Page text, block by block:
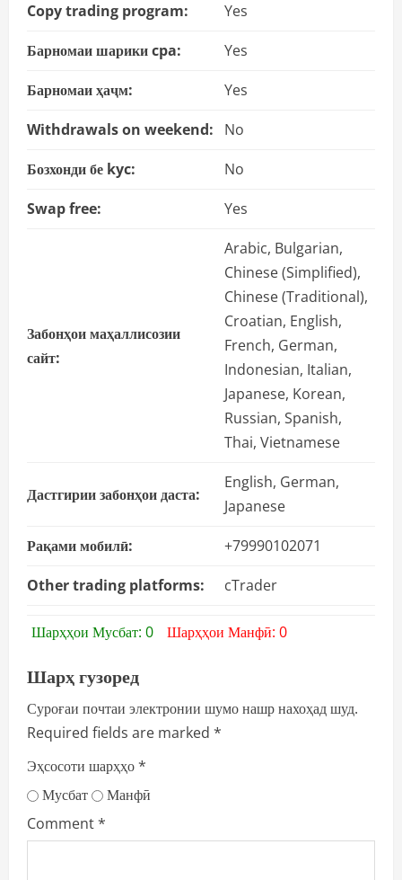
Copy trading program:
Yes
Барномаи шарики cpa:
Yes
Барномаи ҳаҷм:
Yes
Withdrawals on weekend:
No
Бозхонди бе kyc:
No
Swap free:
Yes
Забонҳои маҳаллисозии
сайт:
Arabic, Bulgarian,
Chinese (Simplified),
Chinese (Traditional),
Croatian, English,
French, German,
Indonesian, Italian,
Japanese, Korean,
Russian, Spanish,
Thai, Vietnamese
Дастгирии забонҳои даста:
English, German,
Japanese
Рақами мобилӣ:
+79990102071
Other trading platforms:
cTrader
Шарҳҳои Мусбат: 0 Шарҳҳои Манфӣ: 0
Шарҳ гузоред
Суроғаи почтаи электронии шумо нашр нахоҳад шуд.
Required fields are marked *
Эҳсосоти шарҳҳо*
Мусбат
Манфӣ
Comment*